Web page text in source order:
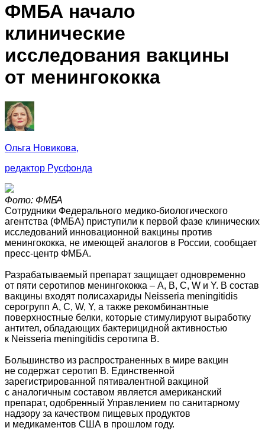
ФМБА начало
клинические
исследования вакцины
от менингококка
Ольга Новикова,
редактор Русфонда
Фото: ФМБА
Сотрудники Федерального медико-биологического
агентства (ФМБА) приступили к первой фазе клинических
исследований инновационной вакцины против
менингококка, не имеющей аналогов в России, сообщает
пресс-центр ФМБА.
Разрабатываемый препарат защищает одновременно
от пяти серотипов менингококка – A, B, C, W и Y. В состав
вакцины входят полисахариды Neisseria meningitidis
серогрупп A, C, W, Y, а также рекомбинантные
поверхностные белки, которые стимулируют выработку
антител, обладающих бактерицидной активностью
к Neisseria meningitidis серотипа B.
Большинство из распространенных в мире вакцин
не содержат серотип В. Единственной
зарегистрированной пятивалентной вакциной
с аналогичным составом является американский
препарат, одобренный Управлением по санитарному
надзору за качеством пищевых продуктов
и медикаментов США в прошлом году.